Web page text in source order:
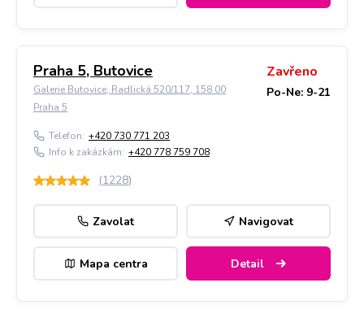
Praha 5, Butovice
Galerie Butovice, Radlická 520/117, 158 00
Praha 5
Zavřeno
Po-Ne: 9-21
Telefon: +420 730 771 203
Info k zakázkám: +420 778 759 708
(1228)
Zavolat Navigovat
Mapa centra Detail